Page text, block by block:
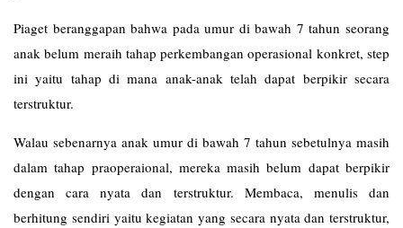
Piaget beranggapan bahwa pada umur di bawah 7 tahun seorang
anak belum meraih tahap perkembangan operasional konkret, step
ini yaitu tahap di mana anak-anak telah dapat berpikir secara
terstruktur.
Walau sebenarnya anak umur di bawah 7 tahun sebetulnya masih
dalam tahap praoperaional, mereka masih belum dapat berpikir
dengan cara nyata dan terstruktur. Membaca, menulis dan
berhitung sendiri yaitu kegiatan yang secara nyata dan terstruktur,